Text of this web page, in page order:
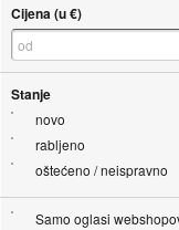
Cijena (u €)
Stanje
novo
rabljeno
oštećeno / neispravno
Samo oglasi